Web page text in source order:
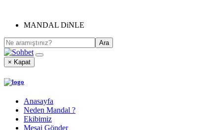
MANDAL DiNLE
× Kapat
Anasayfa
Neden Mandal ?
Ekibimiz
Mesaj Gönder